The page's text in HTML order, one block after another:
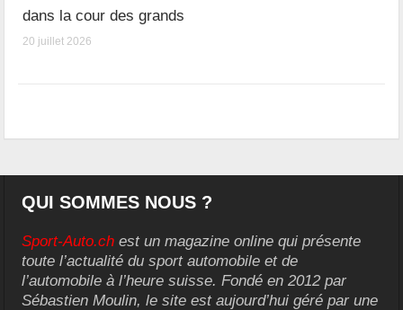
dans la cour des grands
20 juillet 2026
QUI SOMMES NOUS ?
Sport-Auto.ch est un magazine online qui présente
toute l’actualité du sport automobile et de
l’automobile à l’heure suisse. Fondé en 2012 par
Sébastien Moulin, le site est aujourd’hui géré par une